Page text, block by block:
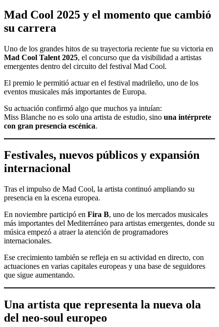
Mad Cool 2025 y el momento que cambió
su carrera
Uno de los grandes hitos de su trayectoria reciente fue su victoria en
Mad Cool Talent 2025, el concurso que da visibilidad a artistas
emergentes dentro del circuito del festival Mad Cool.
El premio le permitió actuar en el festival madrileño, uno de los
eventos musicales más importantes de Europa.
Su actuación confirmó algo que muchos ya intuían:
Miss Blanche no es solo una artista de estudio, sino una intérprete
con gran presencia escénica.
Festivales, nuevos públicos y expansión
internacional
Tras el impulso de Mad Cool, la artista continuó ampliando su
presencia en la escena europea.
En noviembre participó en Fira B, uno de los mercados musicales
más importantes del Mediterráneo para artistas emergentes, donde su
música empezó a atraer la atención de programadores
internacionales.
Ese crecimiento también se refleja en su actividad en directo, con
actuaciones en varias capitales europeas y una base de seguidores
que sigue aumentando.
Una artista que representa la nueva ola
del neo-soul europeo